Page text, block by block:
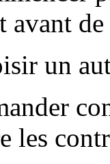
avant
un
les